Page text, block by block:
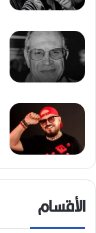
الأقسام